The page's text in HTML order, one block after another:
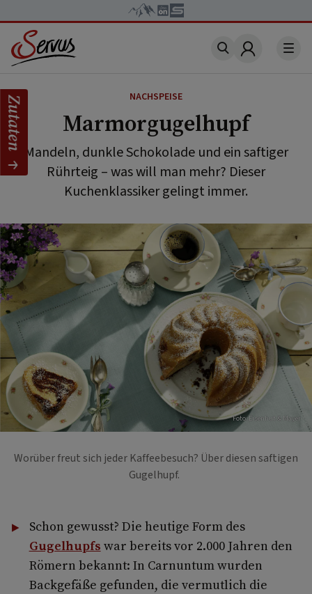
Account
NACHSPEISE
Marmorgugelhupf
Mandeln, dunkle Schokolade und ein saftiger
Rührteig – was will man mehr? Dieser
Kuchenklassiker gelingt immer.
Foto: Eisenhut & Mayer
Worüber freut sich jeder Kaffeebesuch? Über diesen saftigen
Gugelhupf.
Schon gewusst? Die heutige Form des
Gugelhupfs war bereits vor 2.000 Jahren den
Römern bekannt: In Carnuntum wurden
Backgefäße gefunden, die vermutlich die
Zutaten